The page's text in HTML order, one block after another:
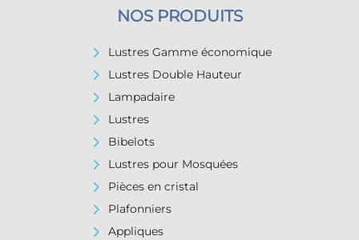
NOS PRODUITS
Lustres Gamme économique
Lustres Double Hauteur
Lampadaire
Lustres
Bibelots
Lustres pour Mosquées
Pièces en cristal
Plafonniers
Appliques